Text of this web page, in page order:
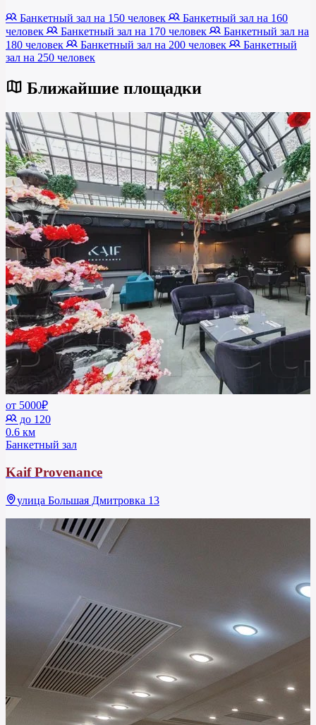
Банкетный зал на 150 человек
Банкетный зал на 160
человек
Банкетный зал на 170 человек
Банкетный зал на
180 человек
Банкетный зал на 200 человек
Банкетный
зал на 250 человек
Ближайшие площадки
от 5000₽
до 120
0.6 км
Банкетный зал
Kaif Provenance
улица Большая Дмитровка 13